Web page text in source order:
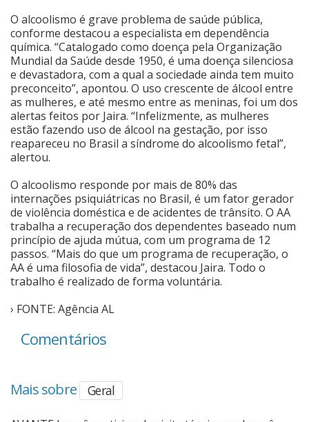
O alcoolismo é grave problema de saúde pública,
conforme destacou a especialista em dependência
química. “Catalogado como doença pela Organização
Mundial da Saúde desde 1950, é uma doença silenciosa
e devastadora, com a qual a sociedade ainda tem muito
preconceito”, apontou. O uso crescente de álcool entre
as mulheres, e até mesmo entre as meninas, foi um dos
alertas feitos por Jaira. “Infelizmente, as mulheres
estão fazendo uso de álcool na gestação, por isso
reapareceu no Brasil a síndrome do alcoolismo fetal”,
alertou.
O alcoolismo responde por mais de 80% das
internações psiquiátricas no Brasil, é um fator gerador
de violência doméstica e de acidentes de trânsito. O AA
trabalha a recuperação dos dependentes baseado num
princípio de ajuda mútua, com um programa de 12
passos. “Mais do que um programa de recuperação, o
AA é uma filosofia de vida”, destacou Jaira. Todo o
trabalho é realizado de forma voluntária.
› FONTE: Agência AL
Comentários
Mais sobre Geral